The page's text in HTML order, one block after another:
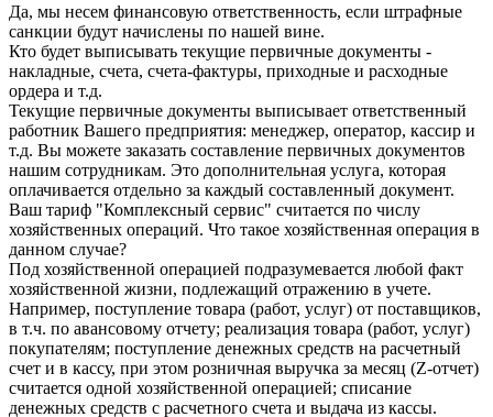
Да, мы несем финансовую ответственность, если штрафные
санкции будут начислены по нашей вине.
Кто будет выписывать текущие первичные документы -
накладные, счета, счета-фактуры, приходные и расходные
ордера и т.д.
Текущие первичные документы выписывает ответственный
работник Вашего предприятия: менеджер, оператор, кассир и
т.д. Вы можете заказать составление первичных документов
нашим сотрудникам. Это дополнительная услуга, которая
оплачивается отдельно за каждый составленный документ.
Ваш тариф "Комплексный сервис" считается по числу
хозяйственных операций. Что такое хозяйственная операция в
данном случае?
Под хозяйственной операцией подразумевается любой факт
хозяйственной жизни, подлежащий отражению в учете.
Например, поступление товара (работ, услуг) от поставщиков,
в т.ч. по авансовому отчету; реализация товара (работ, услуг)
покупателям; поступление денежных средств на расчетный
счет и в кассу, при этом розничная выручка за месяц (Z-отчет)
считается одной хозяйственной операцией; списание
денежных средств с расчетного счета и выдача из кассы.